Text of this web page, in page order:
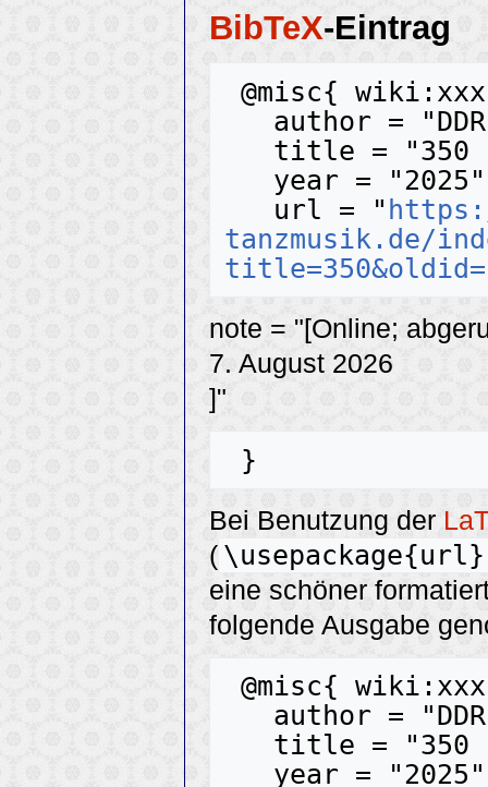
BibTeX-Eintrag
   url = "
tanzmusik.de/
note = "[Online;
7. August 2026
]"
Bei Benutzung der
( \usepackage{url}
eine schöner
folgende Ausgabe